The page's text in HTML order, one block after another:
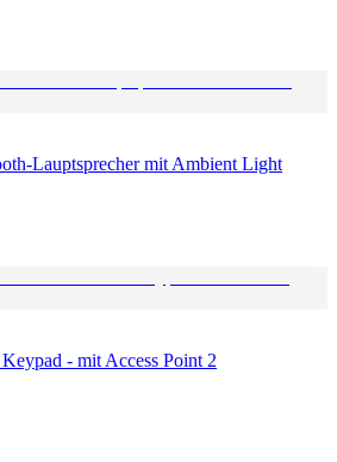
Lauptsprecher mit Ambient Light
- mit Access Point 2